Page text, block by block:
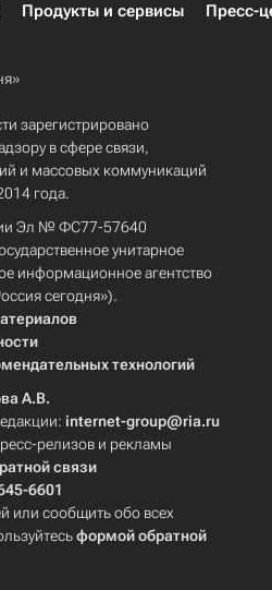
Продукты и сервисы Пресс-
зарегистрировано
в сфере связи,
и массовых коммуникаций
года.
Эл № ФС77-57640
унитарное
информационное агентство
сегодня»).
технологий
А.В.
internet-group@ria.ru
релизов и рекламы
связи
6601
или сообщить обо всех
формой обратной